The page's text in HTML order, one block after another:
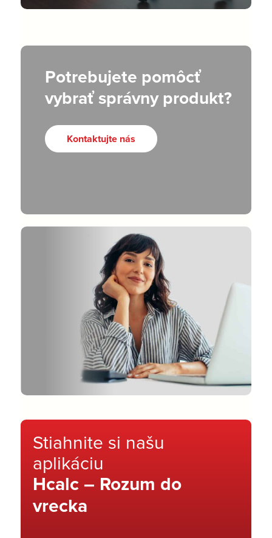
Potrebujete pomôcť
vybrať správny produkt?
Kontaktujte nás
Stiahnite si našu
aplikáciu
Hcalc – Rozum do
vrecka